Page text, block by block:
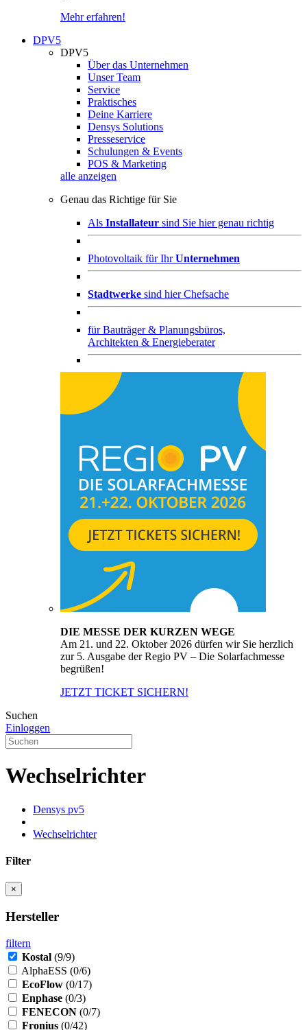
Mehr erfahren!
DPV5
DPV5
Über das Unternehmen
Unser Team
Service
Praktisches
Deine Karriere
Densys Solutions
Presseservice
Schulungen & Events
POS & Marketing
alle anzeigen
Genau das Richtige für Sie
Als Installateur sind Sie hier genau richtig
Photovoltaik für IhrUnternehmen
Stadtwerke sind hier Chefsache
fürBauträger & Planungsbüros,
Architekten & Energieberater
DIE MESSE DER KURZEN WEGE
Am 21. und 22. Oktober 2026 dürfen wir Sie herzlich
zur 5. Ausgabe der Regio PV – Die Solarfachmesse
begrüßen!
JETZT TICKET SICHERN!
Suchen
Einloggen
Wechselrichter
Densys pv5
Wechselrichter
Filter
×
Hersteller
filtern
Kostal (9/9)
AlphaESS (0/6)
EcoFlow (0/17)
Enphase (0/3)
FENECON (0/7)
Fronius (0/42)